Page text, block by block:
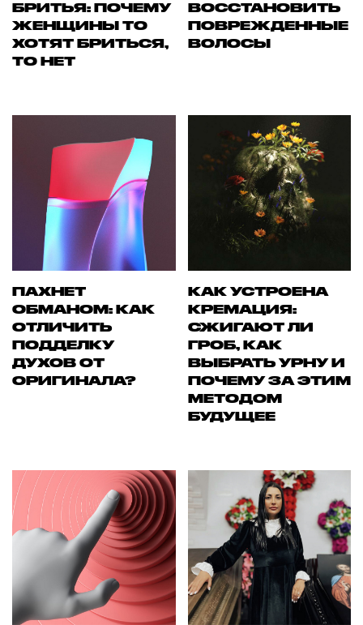
БРИТЬЯ: ПОЧЕМУ
ЖЕНЩИНЫ ТО
ХОТЯТ БРИТЬСЯ,
ТО НЕТ
ВОССТАНОВИТЬ
ПОВРЕЖДЕННЫЕ
ВОЛОСЫ
ПАХНЕТ
ОБМАНОМ: КАК
ОТЛИЧИТЬ
ПОДДЕЛКУ
ДУХОВ ОТ
ОРИГИНАЛА?
КАК УСТРОЕНА
КРЕМАЦИЯ:
СЖИГАЮТ ЛИ
ГРОБ, КАК
ВЫБРАТЬ УРНУ И
ПОЧЕМУ ЗА ЭТИМ
МЕТОДОМ
БУДУЩЕЕ